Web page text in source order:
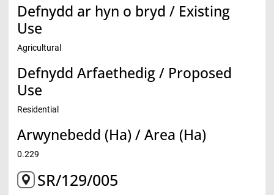
Defnydd ar hyn o bryd / Existing
Use
Agricultural
Defnydd Arfaethedig / Proposed
Use
Residential
Arwynebedd (Ha) / Area (Ha)
0.229
SR/129/005